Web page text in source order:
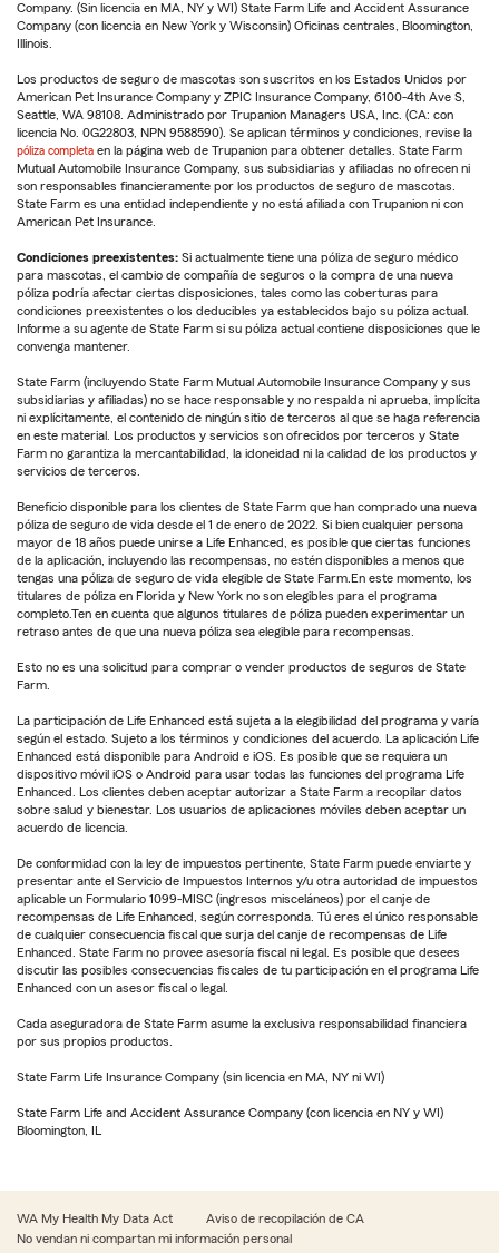
Company. (Sin licencia en MA, NY y WI) State Farm Life and Accident Assurance
Company (con licencia en New York y Wisconsin) Oficinas centrales, Bloomington,
Illinois.
Los productos de seguro de mascotas son suscritos en los Estados Unidos por
American Pet Insurance Company y ZPIC Insurance Company, 6100-4th Ave S,
Seattle, WA 98108. Administrado por Trupanion Managers USA, Inc. (CA: con
licencia No. 0G22803, NPN 9588590). Se aplican términos y condiciones, revise la
póliza completa en la página web de Trupanion para obtener detalles. State Farm
Mutual Automobile Insurance Company, sus subsidiarias y afiliadas no ofrecen ni
son responsables financieramente por los productos de seguro de mascotas.
State Farm es una entidad independiente y no está afiliada con Trupanion ni con
American Pet Insurance.
Condiciones preexistentes: Si actualmente tiene una póliza de seguro médico
para mascotas, el cambio de compañía de seguros o la compra de una nueva
póliza podría afectar ciertas disposiciones, tales como las coberturas para
condiciones preexistentes o los deducibles ya establecidos bajo su póliza actual.
Informe a su agente de State Farm si su póliza actual contiene disposiciones que le
convenga mantener.
State Farm (incluyendo State Farm Mutual Automobile Insurance Company y sus
subsidiarias y afiliadas) no se hace responsable y no respalda ni aprueba, implícita
ni explícitamente, el contenido de ningún sitio de terceros al que se haga referencia
en este material. Los productos y servicios son ofrecidos por terceros y State
Farm no garantiza la mercantabilidad, la idoneidad ni la calidad de los productos y
servicios de terceros.
Beneficio disponible para los clientes de State Farm que han comprado una nueva
póliza de seguro de vida desde el 1 de enero de 2022. Si bien cualquier persona
mayor de 18 años puede unirse a Life Enhanced, es posible que ciertas funciones
de la aplicación, incluyendo las recompensas, no estén disponibles a menos que
tengas una póliza de seguro de vida elegible de State Farm.En este momento, los
titulares de póliza en Florida y New York no son elegibles para el programa
completo.Ten en cuenta que algunos titulares de póliza pueden experimentar un
retraso antes de que una nueva póliza sea elegible para recompensas.
Esto no es una solicitud para comprar o vender productos de seguros de State
Farm.
La participación de Life Enhanced está sujeta a la elegibilidad del programa y varía
según el estado. Sujeto a los términos y condiciones del acuerdo. La aplicación Life
Enhanced está disponible para Android e iOS. Es posible que se requiera un
dispositivo móvil iOS o Android para usar todas las funciones del programa Life
Enhanced. Los clientes deben aceptar autorizar a State Farm a recopilar datos
sobre salud y bienestar. Los usuarios de aplicaciones móviles deben aceptar un
acuerdo de licencia.
De conformidad con la ley de impuestos pertinente, State Farm puede enviarte y
presentar ante el Servicio de Impuestos Internos y/u otra autoridad de impuestos
aplicable un Formulario 1099-MISC (ingresos misceláneos) por el canje de
recompensas de Life Enhanced, según corresponda. Tú eres el único responsable
de cualquier consecuencia fiscal que surja del canje de recompensas de Life
Enhanced. State Farm no provee asesoría fiscal ni legal. Es posible que desees
discutir las posibles consecuencias fiscales de tu participación en el programa Life
Enhanced con un asesor fiscal o legal.
Cada aseguradora de State Farm asume la exclusiva responsabilidad financiera
por sus propios productos.
State Farm Life Insurance Company (sin licencia en MA, NY ni WI)
State Farm Life and Accident Assurance Company (con licencia en NY y WI)
Bloomington, IL
WA My Health My Data Act
Aviso de recopilación de CA
No vendan ni compartan mi información personal